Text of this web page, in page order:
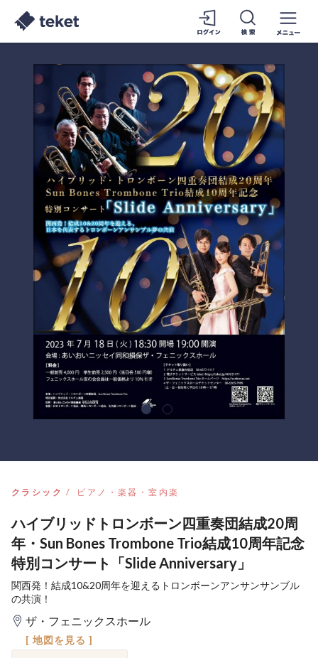
クラシック ピアノ・楽器・室内楽
ハイブリッドトロンボーン四重奏団結成20周
年・Sun Bones Trombone Trio結成10周年記念
特別コンサート「Slide Anniversary」
関西発！結成10&20周年を迎えるトロンボーンアンサンサンブル
の共演！
ザ・フェニックスホール
[ 地図を見る ]